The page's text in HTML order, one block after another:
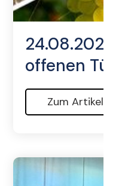
24.08.2024 -
offenen Tür
Zum Artikel